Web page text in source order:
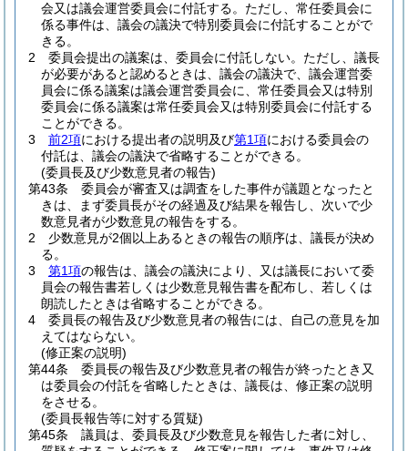
会又は議会運営委員会に付託する。 ただし、常任委員会に
係る事件は、議会の議決で特別委員会に付託することがで
きる。
2
委員会提出の議案は、委員会に付託しない。 ただし、議長
が必要があると認めるときは、議会の議決で、議会運営委
員会に係る議案は議会運営委員会に、常任委員会又は特別
委員会に係る議案は常任委員会又は特別委員会に付託する
ことができる。
3
前2項における提出者の説明及び第1項における委員会の
付託は、議会の議決で省略することができる。
(委員長及び少数意見者の報告)
第43条
委員会が審査又は調査をした事件が議題となったと
きは、まず委員長がその経過及び結果を報告し、次いで少
数意見者が少数意見の報告をする。
2
少数意見が2個以上あるときの報告の順序は、議長が決め
る。
3
第1項の報告は、議会の議決により、又は議長において委
員会の報告書若しくは少数意見報告書を配布し、若しくは
朗読したときは省略することができる。
4
委員長の報告及び少数意見者の報告には、自己の意見を加
えてはならない。
(修正案の説明)
第44条
委員長の報告及び少数意見者の報告が終ったとき又
は委員会の付託を省略したときは、議長は、修正案の説明
をさせる。
(委員長報告等に対する質疑)
第45条
議員は、委員長及び少数意見を報告した者に対し、